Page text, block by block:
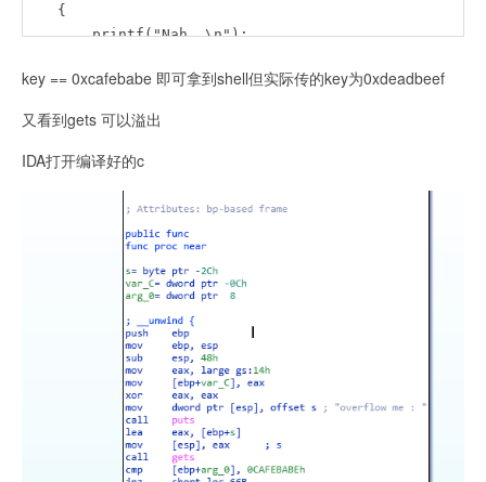
    {
        printf("Nah..\n");
}
{
    func(0xdeadbeef);
key == 0xcafebabe 即可拿到shell但实际传的key为0xdeadbeef
又看到gets 可以溢出
IDA打开编译好的c